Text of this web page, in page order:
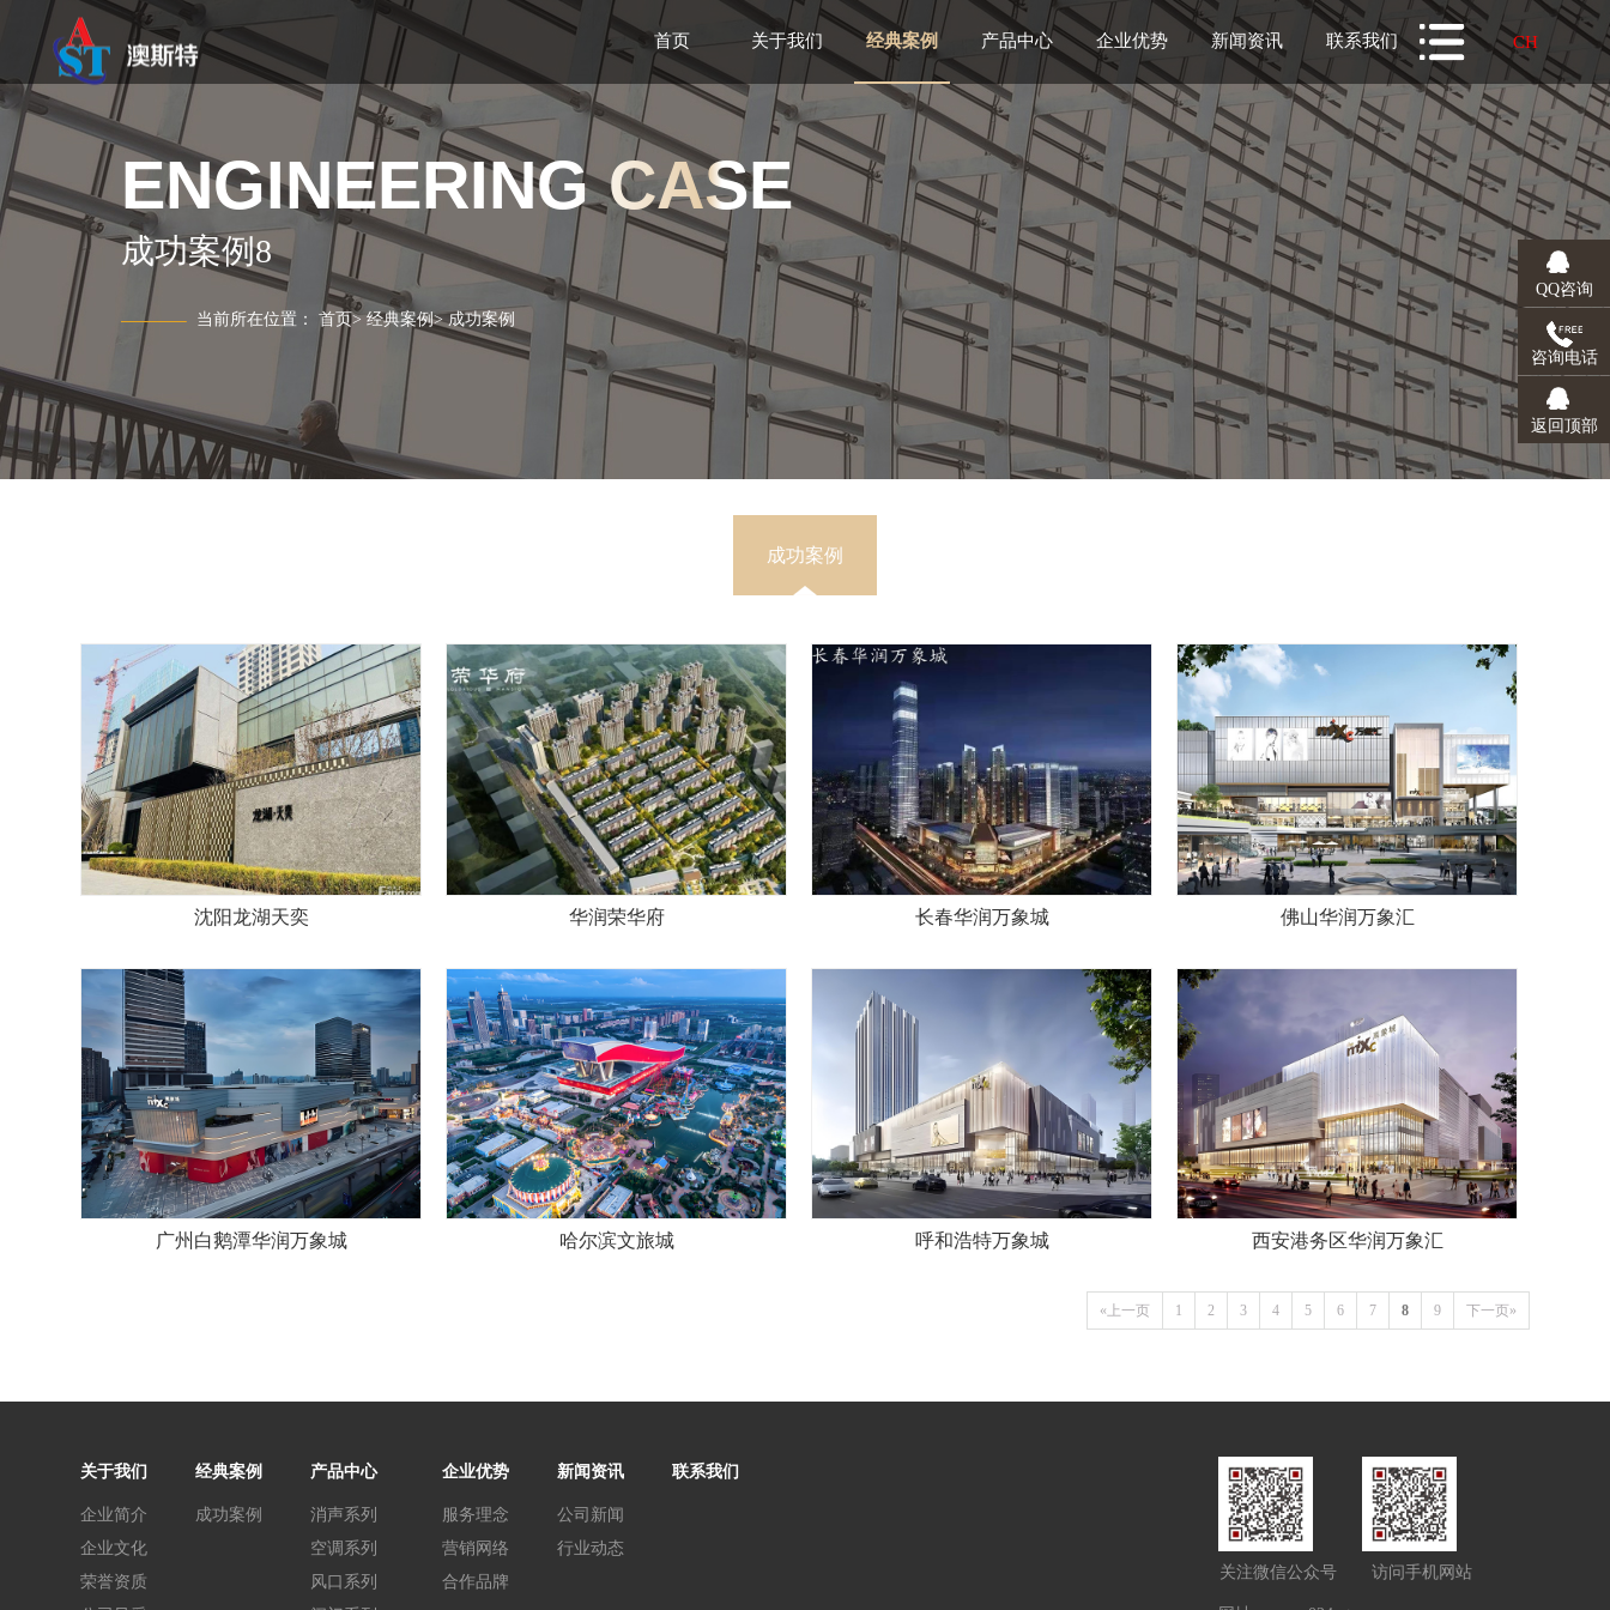
CH
CH
EN
首页 关于我们 经典案例 产品中心 企业优势 新闻资讯 联系我们
ENGINEERING CASE
成功案例8
当前所在位置： 首页>经典案例>成功案例
成功案例
沈阳龙湖天奕 华润荣华府 长春华润万象城 佛山华润万象汇
广州白鹅潭华润万象城 哈尔滨文旅城 呼和浩特万象城 西安港务区华润万象汇
«上一页 1 2 3 4 5 6 7 8 9 下一页»
关于我们
企业简介
企业文化
荣誉资质
经典案例
成功案例
产品中心
消声系列
空调系列
风口系列
企业优势
服务理念
营销网络
合作品牌
新闻资讯
公司新闻
行业动态
联系我们
关注微信公众号 访问手机网站
QQ咨询
咨询电话
返回顶部